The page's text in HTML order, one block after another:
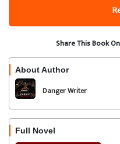
Share This Book
About Author
Danger Writer
Full Novel